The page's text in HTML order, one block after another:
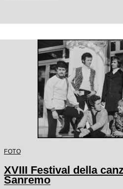
FOTO
XVIII Festival della
Sanremo